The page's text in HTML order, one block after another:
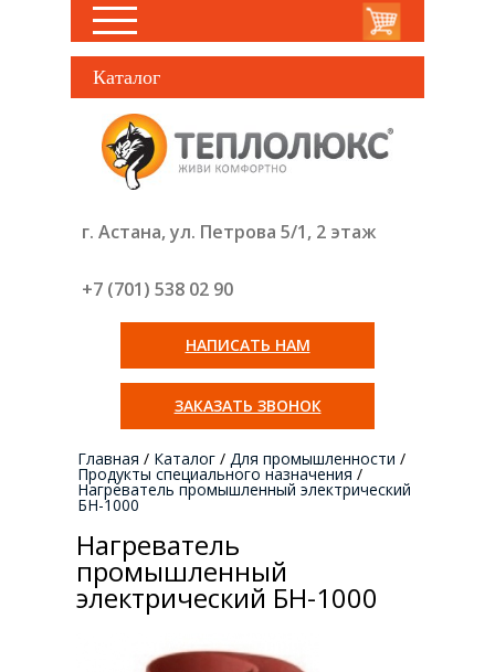
Каталог
г. Астана, ул. Петрова 5/1, 2 этаж
+7 (701) 538 02 90
НАПИСАТЬ НАМ
ЗАКАЗАТЬ ЗВОНОК
Главная / Каталог / Для промышленности /
Продукты специального назначения /
Нагреватель промышленный электрический
БН-1000
Нагреватель
промышленный
электрический БН-1000